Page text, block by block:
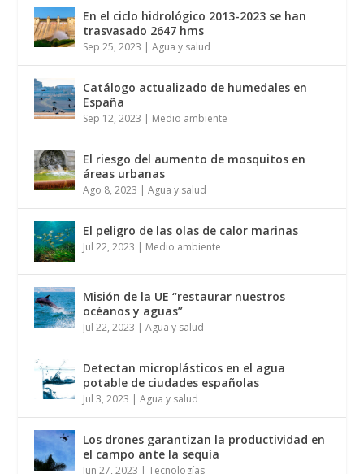
En el ciclo hidrológico 2013-2023 se han
trasvasado 2647 hms
Sep 25, 2023 |Agua y salud
Catálogo actualizado de humedales en
España
Sep 12, 2023 Medio ambiente
El riesgo del aumento de mosquitos en
áreas urbanas
Ago 8, 2023 |Agua y salud
El peligro de las olas de calor marinas
Jul 22, 2023 Medio ambiente
Misión de la UE “restaurar nuestros
océanos y aguas”
Jul 22, 2023 |Agua y salud
Detectan microplásticos en el agua
potable de ciudades españolas
Jul 3, 2023 |Agua y salud
Los drones garantizan la productividad en
el campo ante la sequía
Jun 27, 2023 |Tecnologías